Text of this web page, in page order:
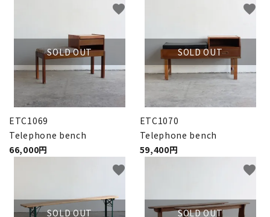
SOLD OUT
ETC1069
Telephone bench
66,000円
favorite
SOLD OUT
ETC1070
Telephone bench
59,400円
favorite
SOLD OUT
favorite
SOLD OUT
favorite